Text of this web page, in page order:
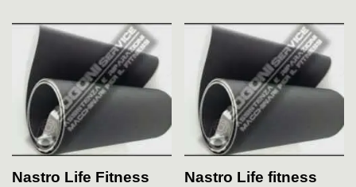
Nastro Life Fitness
Nastro Life fitness